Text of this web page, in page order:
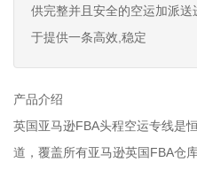
供完整并且安全的空运加派
于提供一条高效,稳定
产品介绍
英国亚马逊FBA头程空运专线是
道，覆盖所有亚马逊英国FBA仓